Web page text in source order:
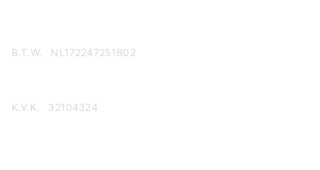
B.T.W. NL172247251B02
K.V.K. 32104324